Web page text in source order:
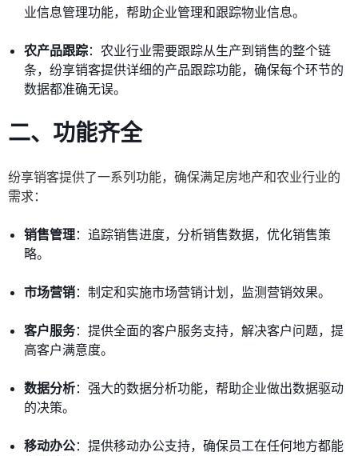
业信息管理功能，帮助企业管理和跟踪物业信息。
农产品跟踪：农业行业需要跟踪从生产到销售的整个链
条，纷享销客提供详细的产品跟踪功能，确保每个环节的
数据都准确无误。
二、功能齐全
纷享销客提供了一系列功能，确保满足房地产和农业行业的
需求：
销售管理：追踪销售进度，分析销售数据，优化销售策
略。
市场营销：制定和实施市场营销计划，监测营销效果。
客户服务：提供全面的客户服务支持，解决客户问题，提
高客户满意度。
数据分析：强大的数据分析功能，帮助企业做出数据驱动
的决策。
移动办公：提供移动办公支持，确保员工在任何地方都能